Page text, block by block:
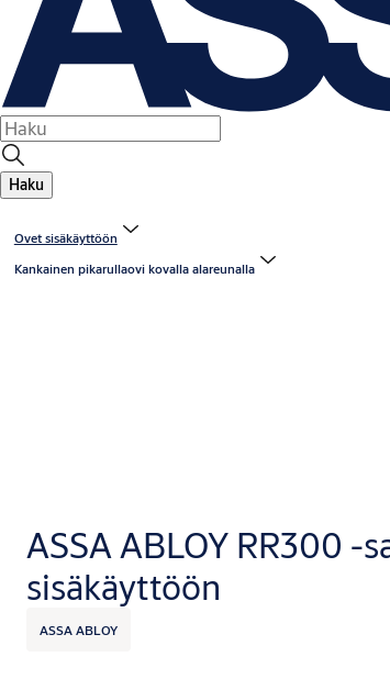
Haku
Ovet sisäkäyttöön
Kankainen pikarullaovi kovalla alareunalla
ASSA ABLOY RR300 -
sisäkäyttöön
ASSA ABLOY